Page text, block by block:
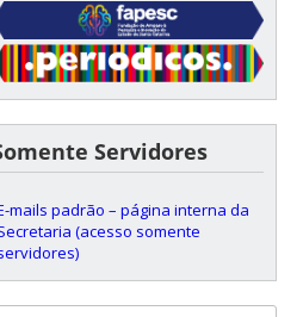
Servidores
mails padrão – página interna da
(acesso somente